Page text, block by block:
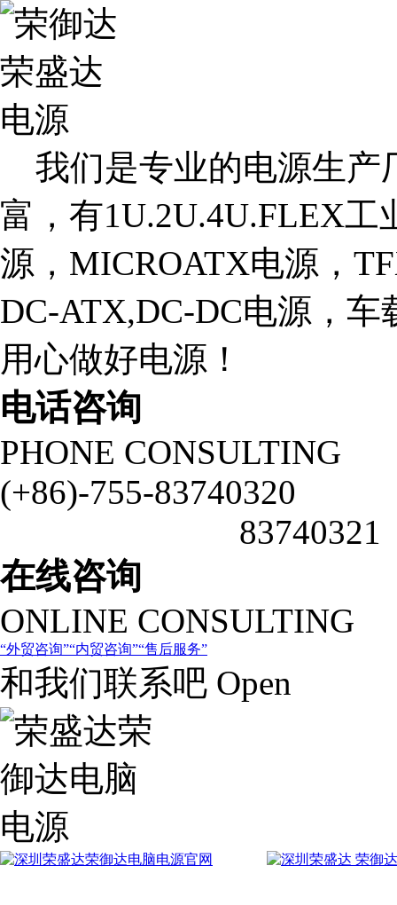
我们是专业的电源生产
富，有1U.2U.4U.FLEX工
源，MICROATX电源，
DC-ATX,DC-DC电源，
用心做好电源！
电话咨询
PHONE CONSULTING
(+86)-755-83740320
83740321
在线咨询
ONLINE CONSULTING
外贸咨询 内贸咨询 售后服务
和我们联系吧 Open